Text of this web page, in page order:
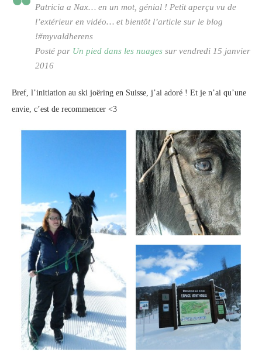
Patricia a Nax… en un mot, génial ! Petit aperçu vu de
l’extérieur en vidéo… et bientôt l’article sur le blog
!#myvaldherens
Posté par Un pied dans les nuages sur vendredi 15 janvier
2016
Bref, l’initiation au ski joëring en Suisse, j’ai adoré ! Et je n’ai qu’une
envie, c’est de recommencer <3